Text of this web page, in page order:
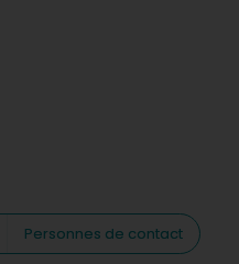
Personnes de contact